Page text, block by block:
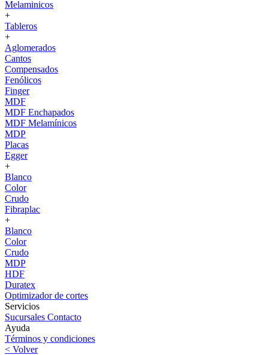
Melaminicos
+
Tableros
+
Aglomerados
Cantos
Compensados
Fenólicos
Finger
MDF
MDF Enchapados
MDF Melamínicos
MDP
Placas
Egger
+
Blanco
Color
Crudo
Fibraplac
+
Blanco
Color
Crudo
MDP
HDF
Duratex
Optimizador de cortes
Servicios
Sucursales Contacto
Ayuda
Términos y condiciones
< Volver